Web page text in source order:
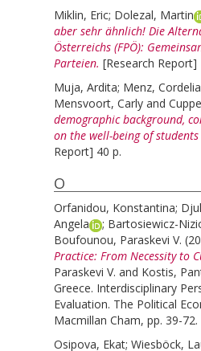
Miklin, Eric; Dolezal, Martin
aber sehr ähnlich! Die
Österreichs (FPÖ):
Parteien. [Research Report]
Muja, Ardita; Menz, Cordelia
Mensvoort, Carly and
demographic background,
on the well-being of
Report] 40 p.
O
Orfanidou, Konstantina;
Angela
; Bartosiewicz-
Boufounou, Paraskevi V.
Practice: From Necessity to
Paraskevi V. and Kostis,
Greece. Interdisciplinary
Evaluation. The Political
Macmillan Cham, pp. 39-72.
Osipova, Ekat; Wiesböck,